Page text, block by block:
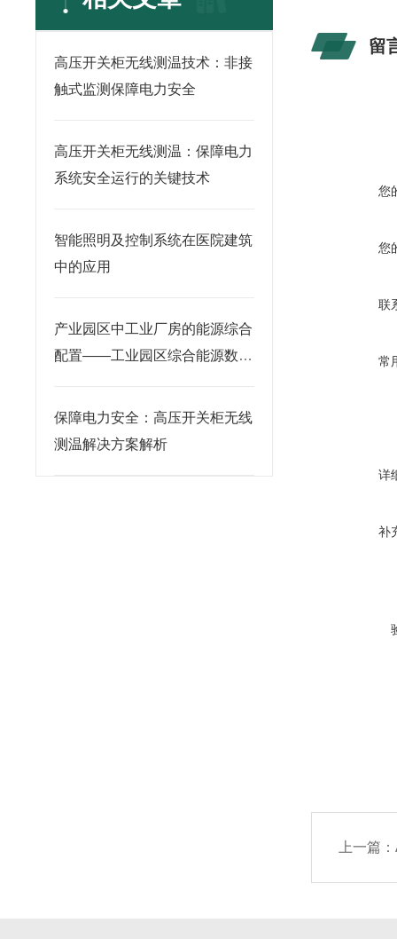
留
您
您
联
常
详
补
上一篇：
高压开关柜无线测温技术：非接
触式监测保障电力安全
高压开关柜无线测温：保障电力
系统安全运行的关键技术
智能照明及控制系统在医院建筑
中的应用
产业园区中工业厂房的能源综合
配置——工业园区综合能源数字
保障电力安全：高压开关柜无线
测温解决方案解析